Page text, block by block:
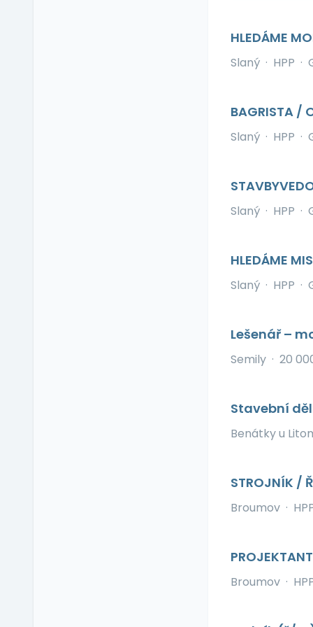
HLEDÁME
Slaný · HPP ·
BAGRISTA /
Slaný · HPP ·
Slaný · HPP ·
HLEDÁME
Slaný · HPP ·
Lešenář –
Semily · 20
Stavební
Benátky u
STROJNÍK /
Broumov ·
Broumov ·